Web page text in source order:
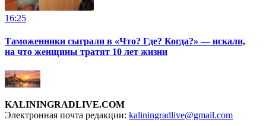
16:25
Таможенники сыграли в «Что? Где? Когда?» — искали,
на что женщины тратят 10 лет жизни
KALININGRADLIVE.COM
Электронная почта редакции: kaliningradlive@gmail.com